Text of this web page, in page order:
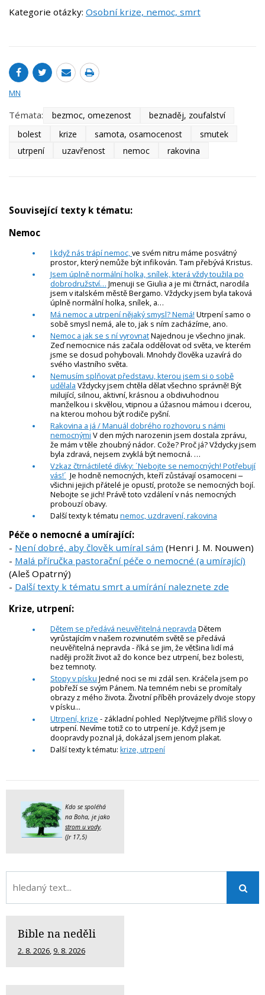
Kategorie otázky: Osobní krize, nemoc, smrt
MN
Témata: bezmoc, omezenost
beznaděj, zoufalství
bolest
krize samota, osamocenost
smutek
utrpení
uzavřenost nemoc rakovina
Související texty k tématu:
Nemoc
I když nás trápí nemoc,ve svém nitru máme posvátný
prostor, který nemůže být infikován. Tam přebývá Kristus.
Jsem úplně normální holka, snílek, která vždy toužila po
dobrodružství… Jmenuji se Giulia a je mi čtrnáct, narodila
jsem v italském městě Bergamo. Vždycky jsem byla taková
úplně normální holka, snílek, a…
Má nemoc a utrpení nějaký smysl? Nemá! Utrpení samo o
sobě smysl nemá, ale to, jak s ním zacházíme, ano.
Nemoc a jak se s ní vyrovnatNajednou je všechno jinak.
Zeď nemocnice nás začala oddělovat od světa, ve kterém
jsme se dosud pohybovali. Mnohdy člověka uzavírá do
svého vlastního světa.
Nemusím splňovat představu, kterou jsem si o sobě
udělala Vždycky jsem chtěla dělat všechno správně! Být
milující, silnou, aktivní, krásnou a obdivuhodnou
manželkou i skvělou, vtipnou a úžasnou mámou i dcerou,
na kterou mohou být rodiče pyšní.
Rakovina a já / Manuál dobrého rozhovoru s námi
nemocnými V den mých narozenin jsem dostala zprávu,
že mám v těle zhoubný nádor. Cože? Proč já? Vždycky jsem
byla zdravá, nejsem zvyklá být nemocná. …
Vzkaz čtrnáctileté dívky: ´Nebojte se nemocných! Potřebují
vás!´ Je hodně nemocných, kteří zůstávají osamoceni ‒
všichni jejich přátelé je opustí, protože se nemocných bojí.
Nebojte se jich! Právě toto vzdálení v nás nemocných
probouzí obavy.
Další texty k tématu nemoc, uzdravení, rakovina
Péče o nemocné a umírající:
- Není dobré, aby člověk umíral sám (Henri J. M. Nouwen)
- Malá příručka pastorační péče o nemocné (a umírající)
(Aleš Opatrný)
- Další texty k tématu smrt a umírání naleznete zde
Krize, utrpení:
Dětem se předává neuvěřitelná nepravda Dětem
vyrůstajícím v našem rozvinutém světě se předává
neuvěřitelná nepravda - říká se jim, že většina lidí má
naději prožít život až do konce bez utrpení, bez bolesti,
bez temnoty.
Stopy v písku Jedné noci se mi zdál sen. Kráčela jsem po
pobřeží se svým Pánem. Na temném nebi se promítaly
obrazy z mého života. Životní příběh provázely dvoje stopy
v písku...
Utrpení, krize - základní pohled Neplýtvejme příliš slovy o
utrpení. Nevíme totiž co to utrpení je. Když jsem je
doopravdy poznal já, dokázal jsem jenom plakat.
Další texty k tématu: krize, utrpení
Kdo se spoléhá
na Boha, je jako
strom u vody.
(Jr 17,5)
Bible na neděli
2. 8. 2026, 9. 8. 2026